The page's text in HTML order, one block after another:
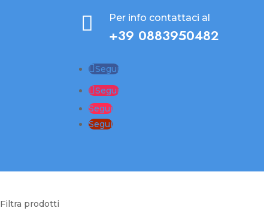
 Per info contattaci al
+39 0883950482
Segui
Segui
Segui
Segui
Filtra prodotti